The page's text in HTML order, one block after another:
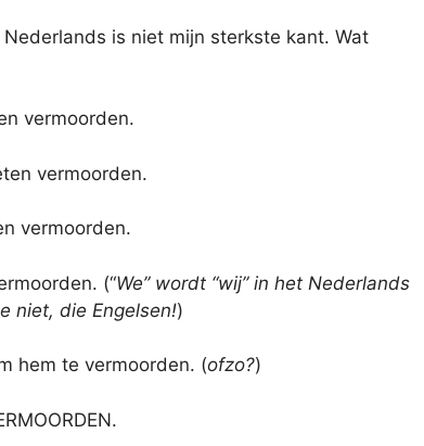
is niet mijn sterkste kant. Wat
vermoorden.
vermoorden.
vermoorden.
(“We” wordt “wij” in het Nederlands
niet, die Engelsen!)
hem te vermoorden. (ofzo?)